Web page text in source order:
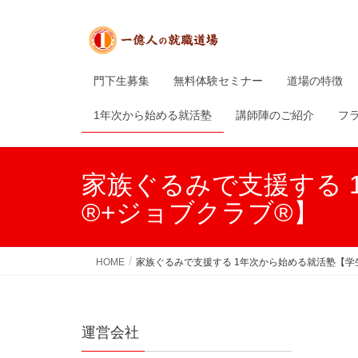
門下生募集 無料体験セミナー 道場の特徴
1年次から始める就活塾 講師陣のご紹介 フ
家族ぐるみで支援する
®+ジョブクラブ®】
HOME 家族ぐるみで支援する 1年次から始める就活塾【
運営会社